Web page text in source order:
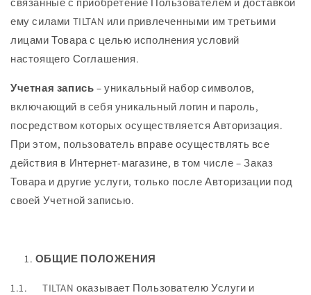
ему силами TILTAN или привлеченными им третьими
лицами Товара с целью исполнения условий
настоящего Соглашения.
Учетная запись – уникальный набор символов,
включающий в себя уникальный логин и пароль,
посредством которых осуществляется Авторизация.
При этом, пользователь вправе осуществлять все
действия в Интернет-магазине, в том числе – Заказ
Товара и другие услуги, только после Авторизации под
своей Учетной записью.
ОБЩИЕ ПОЛОЖЕНИЯ
1.1. TILTAN оказывает Пользователю Услуги и